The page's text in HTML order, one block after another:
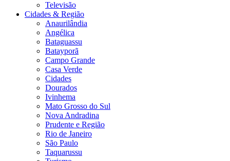
Televisão
Cidades & Região
Anaurilândia
Angélica
Bataguassu
Batayporã
Campo Grande
Casa Verde
Cidades
Dourados
Ivinhema
Mato Grosso do Sul
Nova Andradina
Prudente e Região
Rio de Janeiro
São Paulo
Taquarussu